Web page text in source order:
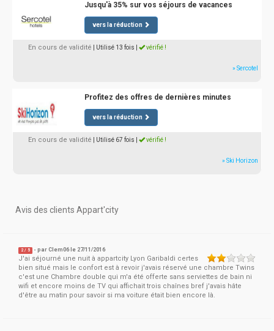
Jusqu'à 35% sur vos séjours de vacances
vers la réduction
En cours de validité | Utilisé 13 fois vérifié !
» Sercotel
Profitez des offres de dernières minutes
vers la réduction
En cours de validité | Utilisé 67 fois vérifié !
» Ski Horizon
Avis des clients Appart'city
2 / 5 - parClem06le 27/11/2016
J'ai séjourné une nuit à appartcity Lyon Garibaldi certes
bien situé mais le confort est à revoir j'avais réservé une chambre Twins
c'est une Chambre double qui m'a été offerte sans serviettes de bain ni
wifi et encore moins de TV qui affichait trois chaînes bref j'avais hâte
d'être au matin pour savoir si ma voiture était bien encore là.